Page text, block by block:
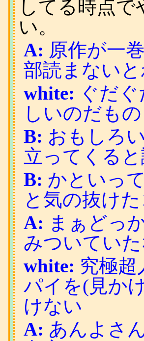
してる時点
い。
A: 原作が一
部読まない
white: ぐだ
しいのだもの
B: おもしろ
立ってくる
B: かといっ
と気の抜け
A: まぁどっ
みついてい
white: 究極
パイを(見か
けない
A: あんよさ